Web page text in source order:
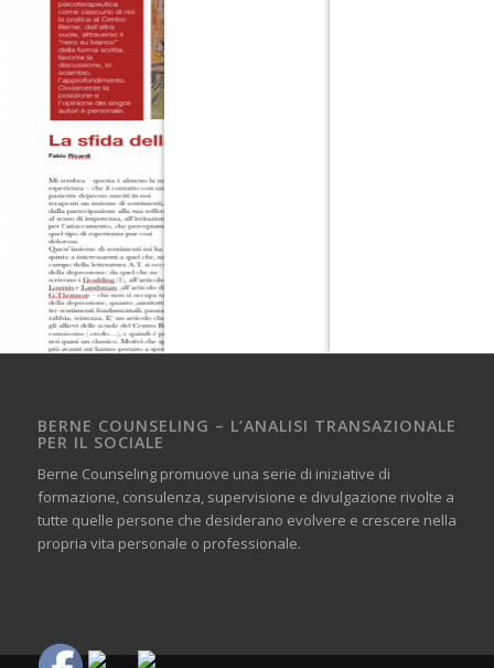
BERNE COUNSELING – L’ANALISI TRANSAZIONALE
PER IL SOCIALE
Berne Counseling promuove una serie di iniziative di
formazione, consulenza, supervisione e divulgazione rivolte a
tutte quelle persone che desiderano evolvere e crescere nella
propria vita personale o professionale.